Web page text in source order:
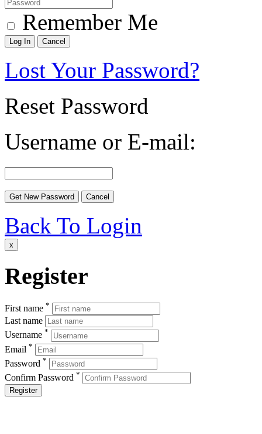
Remember Me
Lost Your Password?
Reset Password
Username or E-mail:
Back To Login
x
Register
First name *
Last name
Username *
Email *
Password *
Confirm Password *
Register